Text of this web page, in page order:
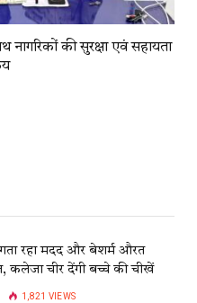
की सुरक्षा एवं सहायता
रहा मदद और बेशर्म औरत
कलेजा चीर देंगी बच्चे की चीखें
1,821 VIEWS